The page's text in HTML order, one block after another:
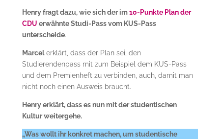
Henry fragt dazu, wie sich der im10-Punkte Plan der
CDU erwähnte Studi-Pass vom KUS-Pass
unterscheide.
Marcelerklärt, dass der Plan sei, den
Studierendenpass mit zum Beispiel dem KUS-Pass
und dem Premienheft zu verbinden, auch, damit man
nicht noch einen Ausweis braucht.
Henry erklärt, dass es nun mit der studentischen
Kultur weitergehe.
„Was wollt ihr konkret machen, um studentische